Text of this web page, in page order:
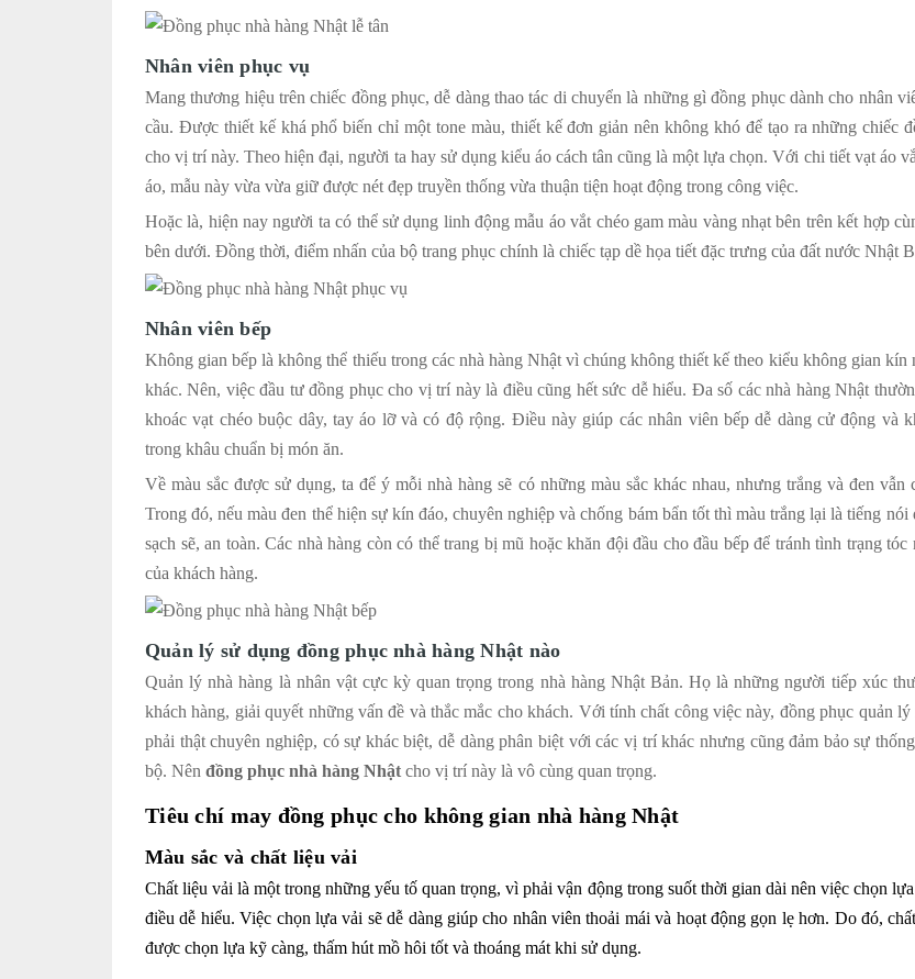
Nhân viên phục vụ
Mang thương hiệu trên chiếc đồng phục, dễ dàng thao tác di chuyển là những gì đồng phục dành cho nhân
cầu. Được thiết kế khá phổ biến chỉ một tone màu, thiết kế đơn giản nên không khó để tạo ra những chiếc
cho vị trí này. Theo hiện đại, người ta hay sử dụng kiểu áo cách tân cũng là một lựa chọn. Với chi tiết vạt áo
áo, mẫu này vừa vừa giữ được nét đẹp truyền thống vừa thuận tiện hoạt động trong công việc.
Hoặc là, hiện nay người ta có thể sử dụng linh động mẫu áo vắt chéo gam màu vàng nhạt bên trên kết hợp
bên dưới. Đồng thời, điểm nhấn của bộ trang phục chính là chiếc tạp dề họa tiết đặc trưng của đất nước Nhật
Nhân viên bếp
Không gian bếp là không thể thiếu trong các nhà hàng Nhật vì chúng không thiết kế theo kiểu không gian kín
khác. Nên, việc đầu tư đồng phục cho vị trí này là điều cũng hết sức dễ hiểu. Đa số các nhà hàng Nhật
khoác vạt chéo buộc dây, tay áo lỡ và có độ rộng. Điều này giúp các nhân viên bếp dễ dàng cử động và
trong khâu chuẩn bị món ăn.
Về màu sắc được sử dụng, ta để ý mỗi nhà hàng sẽ có những màu sắc khác nhau, nhưng trắng và đen vẫn
Trong đó, nếu màu đen thể hiện sự kín đáo, chuyên nghiệp và chống bám bẩn tốt thì màu trắng lại là tiếng nói
sạch sẽ, an toàn. Các nhà hàng còn có thể trang bị mũ hoặc khăn đội đầu cho đầu bếp để tránh tình trạng tóc
của khách hàng.
Quản lý sử dụng đồng phục nhà hàng Nhật nào
Quản lý nhà hàng là nhân vật cực kỳ quan trọng trong nhà hàng Nhật Bản. Họ là những người tiếp xúc
khách hàng, giải quyết những vấn đề và thắc mắc cho khách. Với tính chất công việc này, đồng phục quản lý
phải thật chuyên nghiệp, có sự khác biệt, dễ dàng phân biệt với các vị trí khác nhưng cũng đảm bảo sự
bộ. Nên đồng phục nhà hàng Nhật cho vị trí này là vô cùng quan trọng.
Tiêu chí may đồng phục cho không gian nhà hàng Nhật
Màu sắc và chất liệu vải
Chất liệu vải là một trong những yếu tố quan trọng, vì phải vận động trong suốt thời gian dài nên việc chọn
điều dễ hiểu. Việc chọn lựa vải sẽ dễ dàng giúp cho nhân viên thoải mái và hoạt động gọn lẹ hơn. Do đó,
được chọn lựa kỹ càng, thấm hút mồ hôi tốt và thoáng mát khi sử dụng.